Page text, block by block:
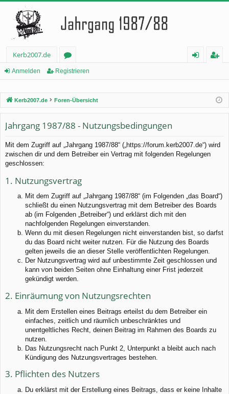
Kerb2007.de
or
rie
Anmelden Registrieren
Kerb2007.de Foren-Übersicht
Jahrgang 1987/88 - Nutzungsbedingungen
Mit dem Zugriff auf „Jahrgang 1987/88“ („https://forum.kerb2007.de“) wird
zwischen dir und dem Betreiber ein Vertrag mit folgenden Regelungen
geschlossen:
1. Nutzungsvertrag
Mit dem Zugriff auf „Jahrgang 1987/88“ (im Folgenden „das Board“)
schließt du einen Nutzungsvertrag mit dem Betreiber des Boards
ab (im Folgenden „Betreiber“) und erklärst dich mit den
nachfolgenden Regelungen einverstanden.
Wenn du mit diesen Regelungen nicht einverstanden bist, so darfst
du das Board nicht weiter nutzen. Für die Nutzung des Boards
gelten jeweils die an dieser Stelle veröffentlichten Regelungen.
Der Nutzungsvertrag wird auf unbestimmte Zeit geschlossen und
kann von beiden Seiten ohne Einhaltung einer Frist jederzeit
gekündigt werden.
2. Einräumung von Nutzungsrechten
Mit dem Erstellen eines Beitrags erteilst du dem Betreiber ein
einfaches, zeitlich und räumlich unbeschränktes und
unentgeltliches Recht, deinen Beitrag im Rahmen des Boards zu
nutzen.
Das Nutzungsrecht nach Punkt 2, Unterpunkt a bleibt auch nach
Kündigung des Nutzungsvertrages bestehen.
3. Pflichten des Nutzers
Du erklärst mit der Erstellung eines Beitrags, dass er keine Inhalte